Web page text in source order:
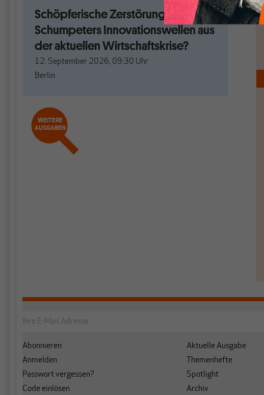
Schöpferische Zerstörung. Mit
Schumpeters Innovationswellen aus
der aktuellen Wirtschaftskrise?
12. September 2026, 09:30 Uhr
Berlin
WEITERE
AUSGABEN
Abonnieren
Anmelden
Passwort vergessen?
Code einlösen
Aktuelle Ausgabe
Themenhefte
Spotlight
Archiv